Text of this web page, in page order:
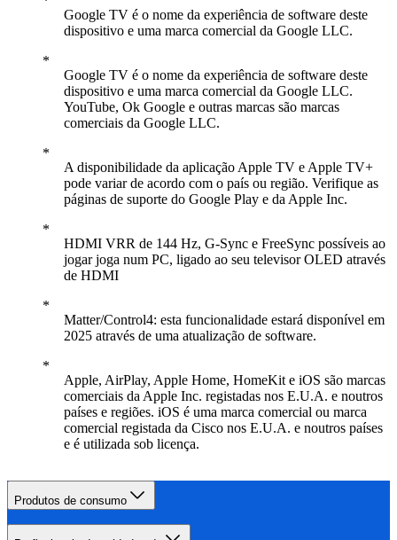
Google TV é o nome da experiência de software deste
dispositivo e uma marca comercial da Google LLC.
Google TV é o nome da experiência de software deste
dispositivo e uma marca comercial da Google LLC.
YouTube, Ok Google e outras marcas são marcas
comerciais da Google LLC.
A disponibilidade da aplicação Apple TV e Apple TV+
pode variar de acordo com o país ou região. Verifique as
páginas de suporte do Google Play e da Apple Inc.
HDMI VRR de 144 Hz, G-Sync e FreeSync possíveis ao
jogar joga num PC, ligado ao seu televisor OLED através
de HDMI
Matter/Control4: esta funcionalidade estará disponível em
2025 através de uma atualização de software.
Apple, AirPlay, Apple Home, HomeKit e iOS são marcas
comerciais da Apple Inc. registadas nos E.U.A. e noutros
países e regiões. iOS é uma marca comercial ou marca
comercial registada da Cisco nos E.U.A. e noutros países
e é utilizada sob licença.
Produtos de consumo